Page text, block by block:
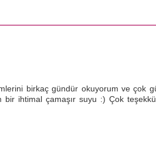
birkaç gündür okuyorum ve çok
bir ihtimal çamaşır suyu :) Çok